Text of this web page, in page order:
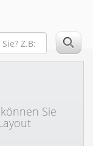
Sie